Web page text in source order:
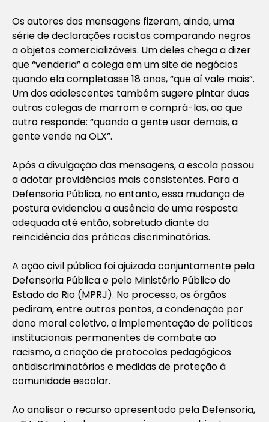
Os autores das mensagens fizeram, ainda, uma
série de declarações racistas comparando negros
a objetos comercializáveis. Um deles chega a dizer
que “venderia” a colega em um site de negócios
quando ela completasse 18 anos, “que aí vale mais”.
Um dos adolescentes também sugere pintar duas
outras colegas de marrom e comprá-las, ao que
outro responde: “quando a gente usar demais, a
gente vende na OLX”.
Após a divulgação das mensagens, a escola passou
a adotar providências mais consistentes. Para a
Defensoria Pública, no entanto, essa mudança de
postura evidenciou a ausência de uma resposta
adequada até então, sobretudo diante da
reincidência das práticas discriminatórias.
A ação civil pública foi ajuizada conjuntamente pela
Defensoria Pública e pelo Ministério Público do
Estado do Rio (MPRJ). No processo, os órgãos
pediram, entre outros pontos, a condenação por
dano moral coletivo, a implementação de políticas
institucionais permanentes de combate ao
racismo, a criação de protocolos pedagógicos
antidiscriminatórios e medidas de proteção à
comunidade escolar.
Ao analisar o recurso apresentado pela Defensoria,